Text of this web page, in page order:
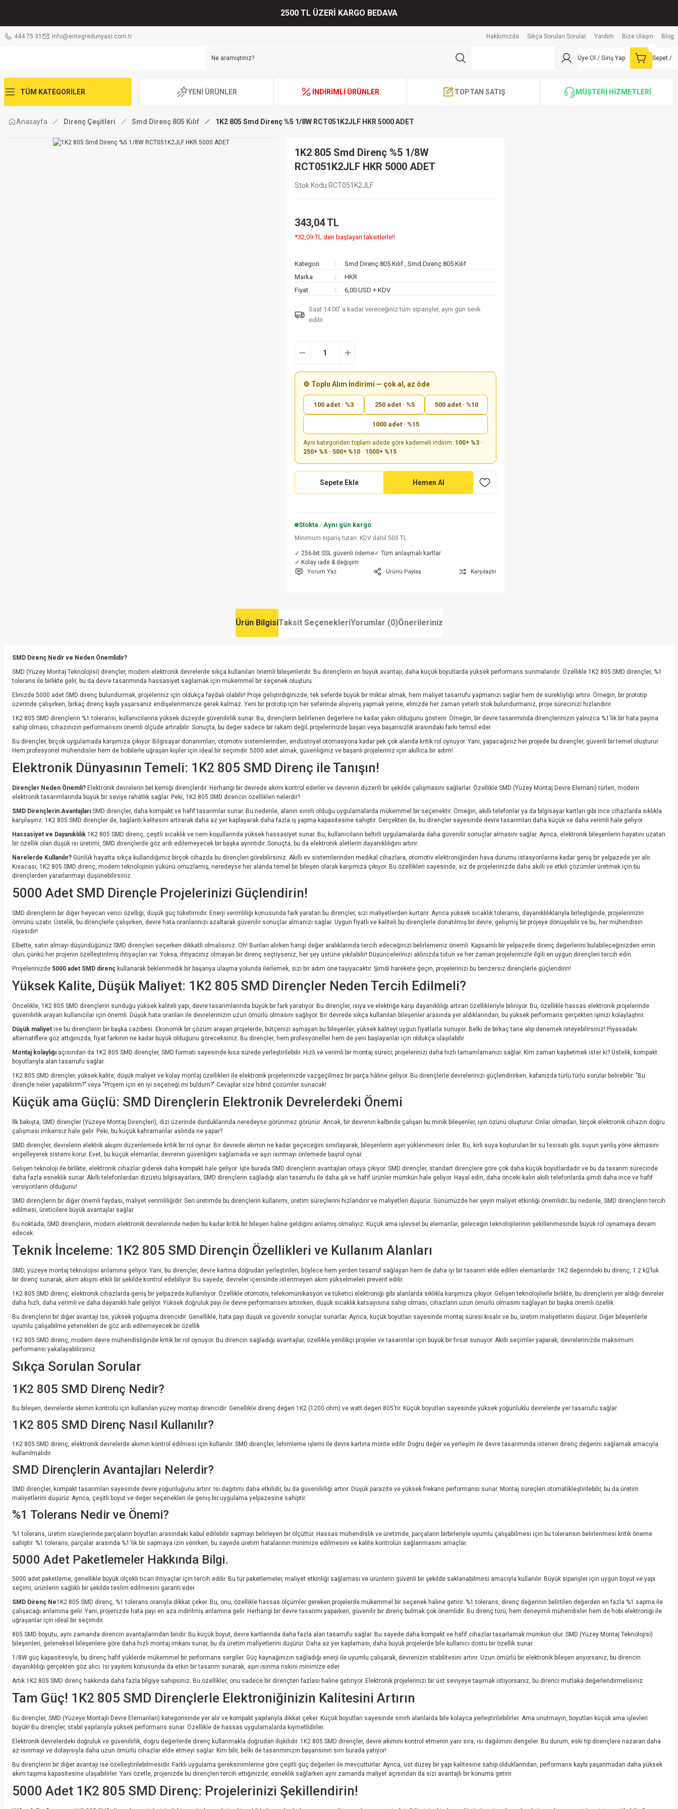
2500 TL ÜZERİ KARGO BEDAVA
444 75 31 info@entegredunyasi.com.tr Hakkımızda Sıkça Sorulan Sorular Yardım Bize Ulaşın Blog
Üye Ol / Giriş Yap Sepet /
TÜM KATEGORİLER YENİ ÜRÜNLER İNDİRİMLİ ÜRÜNLER TOPTAN SATIŞ MÜŞTERİ HİZMETLERİ
Anasayfa Direnç Çeşitleri Smd Direnç 805 Kılıf 1K2 805 Smd Direnç %5 1/8W RCT051K2JLF HKR 5000 ADET
1K2 805 Smd Direnç %5 1/8W
RCT051K2JLF HKR 5000 ADET
Stok Kodu RCT051K2JLF
343,04 TL
*32,09 TL den başlayan taksitlerle!!
Kategori Smd Direnç 805 Kılıf , Smd Direnç 805 Kılıf
Marka
HKR
Fiyat
6,00 USD + KDV
Saat 14:00’ a kadar vereceğiniz tüm siparişler, aynı gün sevk
edilir.
⚙️ Toplu Alım İndirimi — çok al, az öde
100 adet · %3 250 adet · %5 500 adet · %10
1000 adet · %15
Aynı kategoriden toplam adede göre kademeli indirim: 100+ %3 ·
250+ %5 · 500+ %10 · 1000+ %15
Sepete Ekle Hemen Al
Stokta · Aynı gün kargo
Minimum sipariş tutarı: KDV dahil 500 TL
✓ 256-bit SSL güvenli ödeme✓ Tüm anlaşmalı kartlar
✓ Kolay iade & değişim
Yorum Yaz Ürünü Paylaş Karşılaştır
Ürün BilgisiTaksit SeçenekleriYorumlar (0)Önerileriniz
SMD Direnç Nedir ve Neden Önemlidir?
SMD (Yüzey Montaj Teknolojisi) dirençler, modern elektronik devrelerde sıkça kullanılan önemli bileşenlerdir. Bu dirençlerin en büyük avantajı, daha küçük boyutlarda yüksek performans sunmalarıdır. Özellikle 1K2 805 SMD dirençler, %1
tolerans ile birlikte gelir, bu da devre tasarımında hassasiyet sağlamak için mükemmel bir seçenek oluşturu.
Elinizde 5000 adet SMD direnç bulundurmak, projeleriniz için oldukça faydalı olabilir! Proje geliştirdiğinizde, tek seferde büyük bir miktar almak, hem maliyet tasarrufu yapmanızı sağlar hem de sürekliyliği artırır. Örneğin, bir prototip
üzerinde çalışırken, birkaç direnç kaybı yaşarsanız endişelenmenize gerek kalmaz. Yeni bir prototip için her seferinde alışveriş yapmak yerine, elinizde her zaman yeterli stok bulundurmanız, proje sürecinizi hızlandırır.
1K2 805 SMD dirençlerin %1 toleransı, kullanıcılarına yüksek düzeyde güvenilirlik sunar. Bu, dirençlerin belirlenen değerlere ne kadar yakın olduğunu gösterir. Örneğin, bir devre tasarımında dirençlerinizin yalnızca %1’lik bir hata payına
sahip olması, cihazınızın performansını önemli ölçüde artırabilir. Sonuçta, bu değer sadece bir rakam değil; projelerinizde başarı veya başarısızlık arasındaki farkı temsil eder.
Bu dirençler, birçok uygulamada karşımıza çıkıyor. Bilgisayar donanımları, otomotiv sistemlerinden, endüstriyel otomasyona kadar pek çok alanda kritik rol oynuyor. Yani, yapacağınız her projede bu dirençler, güvenli bir temel oluşturur.
Hem profesyonel mühendisler hem de hobilerle uğraşan kişiler için ideal bir seçimdir. 5000 adet almak, güvenliğiniz ve başarılı projeleriniz için akıllıca bir adım!
Elektronik Dünyasının Temeli: 1K2 805 SMD Direnç ile Tanışın!
Dirençler Neden Önemli? Elektronik devrelerin bel kemiği dirençlerdir. Herhangi bir devrede akımı kontrol ederler ve devrenin düzenli bir şekilde çalışmasını sağlarlar. Özellikle SMD (Yüzey Montaj Devre Elemanı) türleri, modern
elektronik tasarımlarında büyük bir seviye rahatlık sağlar. Peki, 1K2 805 SMD direncin özellikleri nelerdir?
SMD Dirençlerin Avantajları SMD dirençler, daha kompakt ve hafif tasarımlar sunar. Bu nedenle, alanın sınırlı olduğu uygulamalarda mükemmel bir seçenektir. Örneğin, akıllı telefonlar ya da bilgisayar kartları gibi ince cihazlarda sıklıkla
karşılaşırız. 1K2 805 SMD dirençler de, bağlantı kalitesini artırarak daha az yer kaplayarak daha fazla iş yapma kapasitesine sahiptir. Gerçekten de, bu dirençler sayesinde devre tasarımları daha küçük ve daha verimli hale geliyor.
Hassasiyet ve Dayanıklılık 1K2 805 SMD direnç, çeşitli sıcaklık ve nem koşullarında yüksek hassasiyet sunar. Bu, kullanıcıların beltirli uygulamalarda daha güvenilir sonuçlar almasını sağlar. Ayrıca, elektronik bileşenlerin hayatını uzatan
bir özellik olan düşük ısı üretimi, SMD dirençlerde göz ardı edilemeyecek bir başka ayrıntıdır. Sonuçta, bu da elektronik aletlerin dayanıklılığını artırır.
Nerelerde Kullanılır? Günlük hayatta sıkça kullandığımız birçok cihazda bu dirençleri görebilirsiniz. Akıllı ev sistemlerinden medikal cihazlara, otomotiv elektroniğinden hava durumu istasyonlarına kadar geniş bir yelpazede yer alır.
Kısacası, 1K2 805 SMD direnç, modern teknolojinin yükünü omuzlamış, neredeyse her alanda temel bir bileşen olarak karşımıza çıkıyor. Bu özellikleri sayesinde, siz de projelerinizde daha akıllı ve etkili çözümler üretmek için bu
dirençlerden yararlanmayı düşünebilirsiniz.
5000 Adet SMD Dirençle Projelerinizi Güçlendirin!
SMD dirençlerin bir diğer heyecan verici özelliği, düşük güç tüketimidir. Enerji verimliliği konusunda fark yaratan bu dirençler, sizi maliyetlerden kurtarır. Ayrıca yüksek sıcaklık toleransı, dayanıklılıklarıyla birleştiğinde, projelerinizin
ömrünü uzatır. Üstelik, bu dirençlerle çalışırken, devre hata oranlarınızı azaltarak güvenilir sonuçlar almanızı sağlar. Uygun fiyatlı ve kaliteli bu dirençlerle donatılmış bir devre, gelişmiş bir projeye dönüşebilir ve bu, her mühendisin
rüyasıdır!
Elbette, satın almayı düşündüğünüz SMD dirençleri seçerken dikkatli olmalısınız. Oh! Bunları alırken hangi değer aralıklarında tercih edeceğinizi belirlemeniz önemli. Kapsamlı bir yelpazede direnç değerlerini bulabileceğinizden emin
olun; çünkü her projenin özelleştirilmiş ihtiyaçları var. Yoksa, ihtiyacınız olmayan bir direnç seçtiyseniz, her şey üstüne yıkılabilir! Düşüncelerinizi aklınızda tutun ve her zaman projelerinizle ilgili en uygun dirençleri tercih edin.
Projelerinizde 5000 adet SMD direnç kullanarak beklenmedik bir başarıya ulaşma yolunda ilerlemek, sizi bir adım öne taşıyacaktır. Şimdi harekete geçin, projelerinizi bu benzersiz dirençlerle güçlendirin!
Yüksek Kalite, Düşük Maliyet: 1K2 805 SMD Dirençler Neden Tercih Edilmeli?
Öncelikle, 1K2 805 SMD dirençlerin sunduğu yüksek kaliteli yapı, devre tasarımlarında büyük bir fark yaratıyor. Bu dirençler, ısıya ve elektriğe karşı dayanıklılığı artıran özellikleriyle biliniyor. Bu, özellikle hassas elektronik projelerinde
güvenilirlik arayan kullanıcılar için önemli. Düşük hata oranları ile devrelerinizin uzun ömürlü olmasını sağlıyor. Bir devrede sıkça kullanılan bileşenler arasında yer aldıklarından, bu yüksek performans gerçekten işinizi kolaylaştırır.
Düşük maliyet ise bu dirençlerin bir başka cazibesi. Ekonomik bir çözüm arayan projelerde, bütçenizi aşmayan bu bileşenler, yüksek kaliteyi uygun fiyatlarla sunuyor. Belki de birkaç tane alıp denemek isteyebilirsiniz! Piyasadaki
alternatiflere göz attığınızda, fiyat farkının ne kadar büyük olduğunu göreceksiniz. Bu dirençler, hem profesyoneller hem de yeni başlayanlar için oldukça ulaşılabilir.
Montaj kolaylığı açısından da 1K2 805 SMD dirençler, SMD formatı sayesinde kısa sürede yerleştirilebilir. Hızlı ve verimli bir montaj süreci, projelerinizi daha hızlı tamamlamanızı sağlar. Kim zaman kaybetmek ister ki? Üstelik, kompakt
boyutlarıyla alan tasarrufu sağlar.
1K2 805 SMD dirençler, yüksek kalite, düşük maliyet ve kolay montaj özellikleri ile elektronik projelerinizde vazgeçilmez bir parça hâline geliyor. Bu dirençlerle devrelerinizi güçlendirirken, kafanızda türlü türlü sorular belirebilir: "Bu
dirençle neler yapabilirim?" veya "Projem için en iyi seçeneği mi buldum?" Cevaplar size hibrid çözümler sunacak!
Küçük ama Güçlü: SMD Dirençlerin Elektronik Devrelerdeki Önemi
İlk bakışta, SMD dirençler (Yüzeye Montaj Dirençleri), dizi üzerinde durduklarında neredeyse görünmez görünür. Ancak, bir devrenin kalbinde çalışan bu minik bileşenler, işin özünü oluşturur. Onlar olmadan, birçok elektronik cihazın doğru
çalışması imkansız hale gelir. Peki, bu küçük kahramanlar aslında ne yapar?
SMD dirençler, devrelerin elektrik akışını düzenlemede kritik bir rol oynar. Bir devrede akımın ne kadar geçeceğini sınırlayarak, bileşenlerin aşırı yüklenmesini önler. Bu, kirli suya koşturulan bir su tesisatı gibi; suyun yanlış yöne akmasını
engelleyerek sistemi korur. Evet, bu küçük elemanlar, devrenin güvenliğini sağlamada ve aşırı ısınmayı önlemede başrol oynar.
Gelişen teknoloji ile birlikte, elektronik cihazlar giderek daha kompakt hale geliyor. İşte burada SMD dirençlerin avantajları ortaya çıkıyor. SMD dirençler, standart dirençlere göre çok daha küçük boyutlardadır ve bu da tasarım sürecinde
daha fazla esneklik sunar. Akıllı telefonlardan dizüstü bilgisayarlara, SMD dirençlerin sağladığı alan tasarrufu ile daha şık ve hafif ürünler mümkün hale geliyor. Hayal edin, daha önceki kalın akıllı telefonlarda şimdi daha ince ve hafif
versiyonların olduğunu!
SMD dirençlerin bir diğer önemli faydası, maliyet verimliliğidir. Seri üretimde bu dirençlerin kullanımı, üretim süreçlerini hızlandırır ve maliyetleri düşürür. Günümüzde her şeyin maliyet etkinliği önemlidir; bu nedenle, SMD dirençlerin tercih
edilmesi, üreticilere büyük avantajlar sağlar.
Bu noktada, SMD dirençlerin, modern elektronik devrelerinde neden bu kadar kritik bir bileşen haline geldiğini anlamış olmalıyız. Küçük ama işlevsel bu elemanlar, geleceğin teknolojilerinin şekillenmesinde büyük rol oynamaya devam
edecek.
Teknik İnceleme: 1K2 805 SMD Dirençin Özellikleri ve Kullanım Alanları
SMD, yüzeye montaj teknolojisi anlamına geliyor. Yani, bu dirençler, devre kartına doğrudan yerleştirilen, böylece hem yerden tasarruf sağlayan hem de daha iyi bir tasarım elde edilen elemanlardır. 1K2 değerindeki bu direnç, 1.2 kΩ’luk
bir direnç sunarak, akım akışını etkili bir şekilde kontrol edebiliyor. Bu sayede, devreler içerisinde istenmeyen akım yükselmeleri prevent edilir.
1K2 805 SMD direnç, elektronik cihazlarda geniş bir yelpazede kullanılıyor. Özellikle otomotiv, telekomünikasyon ve tüketici elektroniği gibi alanlarda sıklıkla karşımıza çıkıyor. Gelişen teknolojilerle birlikte, bu dirençlerin yer aldığı devreler
daha hızlı, daha verimli ve daha dayanıklı hale geliyor. Yüksek doğruluk payı ile devre performansını artırırken, düşük sıcaklık katsayısına sahip olması, cihazların uzun ömürlü olmasını sağlayan bir başka önemli özellik.
Bu dirençlerin bir diğer avantaji ise, yüksek yoğuşma direncidir. Genellikle, hata payı düşük ve güvenilir sonuçlar sunarlar. Ayrıca, küçük boyutları sayesinde montaj süresi kısalır ve bu, üretim maliyetlerini düşürür. Diğer bileşenlerle
uyumlu çalışabilme yetenekleri de göz ardı edilemeyecek bir özellik.
1K2 805 SMD direnç, modern devre mühendisliğinde kritik bir rol oynuyor. Bu direncin sağladığı avantajlar, özellikle yenilikçi projeler ve tasarımlar için büyük bir fırsat sunuyor. Akıllı seçimler yaparak, devrelerinizde maksimum
performansı yakalayabilirsiniz.
Sıkça Sorulan Sorular
1K2 805 SMD Direnç Nedir?
Bu bileşen, devrelerde akımın kontrolü için kullanılan yüzey montajı direncidir. Genellikle direnç değeri 1K2 (1200 ohm) ve watt değeri 805'tir. Küçük boyutları sayesinde yüksek yoğunluklu devrelerde yer tasarrufu sağlar.
1K2 805 SMD Direnç Nasıl Kullanılır?
1K2 805 SMD direnç, elektronik devrelerde akımın kontrol edilmesi için kullanılır. SMD dirençler, lehimleme işlemi ile devre kartına monte edilir. Doğru değer ve yerleşim ile devre tasarımında istenen direnç değerini sağlamak amacıyla
kullanılmalıdır.
SMD Dirençlerin Avantajları Nelerdir?
SMD dirençler, kompakt tasarımları sayesinde devre yoğunluğunu artırır. Isı dağıtımı daha etkilidir, bu da güvenilirliği artırır. Düşük parazite ve yüksek frekans performansı sunar. Montaj süreçleri otomatikleştirilebilir, bu da üretim
maliyetlerini düşürür. Ayrıca, çeşitli boyut ve değer seçenekleri ile geniş bir uygulama yelpazesine sahiptir.
%1 Tolerans Nedir ve Önemi?
%1 tolerans, üretim süreçlerinde parçaların boyutları arasındaki kabul edilebilir sapmayı belirleyen bir ölçüttür. Hassas mühendislik ve üretimde, parçaların birbirleriyle uyumlu çalışabilmesi için bu toleransın belirlenmesi kritik öneme
sahiptir. %1 tolerans, parçalar arasında %1'lik bir sapmaya izin verirken, bu sayede üretim hatalarının minimize edilmesini ve kalite kontrolün sağlanmasını amaçlar.
5000 Adet Paketlemeler Hakkında Bilgi.
5000 adet paketleme, genellikle büyük ölçekli ticari ihtiyaçlar için tercih edilir. Bu tür paketlemeler, maliyet etkinliği sağlaması ve ürünlerin güvenli bir şekilde saklanabilmesi amacıyla kullanılır. Büyük siparişler için uygun boyut ve yapı
seçimi, ürünlerin sağlıklı bir şekilde teslim edilmesini garanti eder.
SMD Direnç Ne1K2 805 SMD direnç, %1 tolerans oranıyla dikkat çeker. Bu, onu, özellikle hassas ölçümler gereken projelerde mükemmel bir seçenek haline getirir. %1 tolerans, direnç değerinin belirtilen değerden en fazla %1 sapma ile
çalışacağı anlamına gelir. Yani, projenizde hata payı en aza indirilmiş anlamına gelir. Herhangi bir devre tasarımı yaparken, güvenilir bir direnç bulmak çok önemlidir. Bu direnç türü, hem deneyimli mühendisler hem de hobi elektroniği ile
uğraşanlar için ideal bir seçimdir.
805 SMD boyutu, aynı zamanda direncin avantajlarından biridir. Bu küçük boyut, devre kartlarında daha fazla alan tasarrufu sağlar. Bu sayede daha kompakt ve hafif cihazlar tasarlamak mümkün olur. SMD (Yüzey Montaj Teknolojisi)
bileşenleri, geleneksel bileşenlere göre daha hızlı montaj imkanı sunar, bu da üretim maliyetlerini düşürür. Daha az yer kaplaması, daha büyük projelerde bile kullanıcı dostu bir özellik sunar.
1/8W güç kapasitesiyle, bu direnç hafif yüklerde mükemmel bir performans sergiler. Güç kaynağınızın sağladığı enerji ile uyumlu çalışarak, devrenizin stabilitesini artırır. Uzun ömürlü bir elektronik bileşen arıyorsanız, bu direncin
dayanıklılığı gerçekten göz alıcı. Isı yayılımı konusunda da etkin bir tasarım sunarak, aşırı ısınma riskini minimize eder.
Artık 1K2 805 SMD direnç hakkında daha fazla bilgiye sahipsiniz. Bu özellikler, onu sadece bir dirençten fazlası haline getiriyor. Elektronik projelerinizi bir üst seviyeye taşımak istiyorsanız, bu direnci mutlaka değerlendirmelisiniz.
Tam Güç! 1K2 805 SMD Dirençlerle Elektroniğinizin Kalitesini Artırın
Bu dirençler, SMD (Yüzeye Montajlı Devre Elemanları) kategorisinde yer alır ve kompakt yapılarıyla dikkat çeker. Küçük boyutları sayesinde sınırlı alanlarda bile kolayca yerleştirilebilirler. Ama unutmayın, boyutları küçük ama işlevleri
büyük! Bu dirençler, stabil yapılarıyla yüksek performans sunar. Özellikle de hassas uygulamalarda kıymetlidirler.
Elektronik devrelerdeki doğruluk ve güvenilirlik, doğru değerlerde direnç kullanmakla doğrudan ilişkilidir. 1K2 805 SMD dirençler, devre akımını kontrol etmenin yanı sıra, ısı dağılımını dengeler. Bu durum, eski tip dirençlere nazaran daha
az ısınmayı ve dolayısıyla daha uzun ömürlü cihazlar elde etmeyi sağlar. Kim bilir, belki de tasarımınızın başarısının sırrı burada yatıyor!
Bu dirençlerin bir diğer avantajı ise özelleştirilebilmesidir. Farklı uygulama gereksinimlerine göre çeşitli güç değerleri ile mevcutturlar. Ayrıca, üst düzey bir yapı kalitesine sahip olduklarından, performans kaybı yaşanmadan daha yüksek
akım taşıma kapasitesine ulaşabilirler. Yani özetle, projenizde bu dirençleri tercih ettiğinizde, esneklik sağlarken aynı zamanda maliyet açısından da sizi avantajlı bir konuma getirir.
5000 Adet 1K2 805 SMD Direnç: Projelerinizi Şekillendirin!